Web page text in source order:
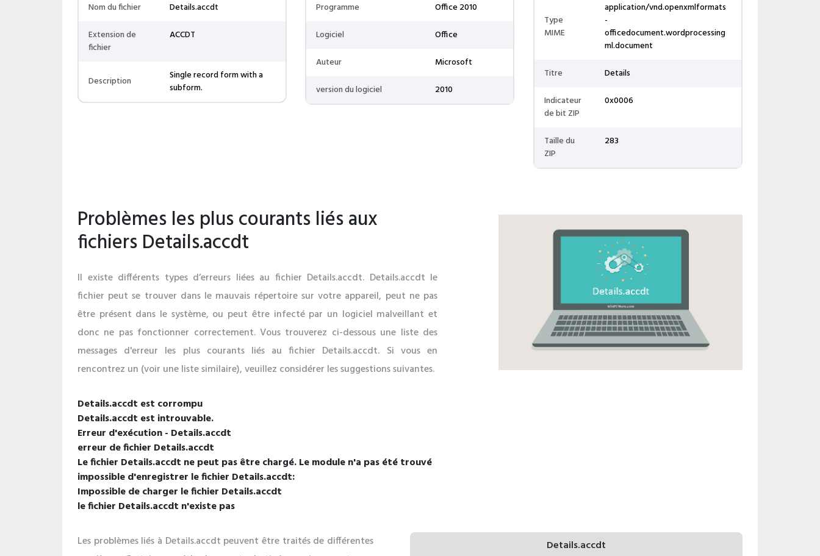
Nom du fichier
Details.accdt
Extension de
fichier
ACCDT
Description
Single record form with a
subform.
Programme
Office 2010
Logiciel
Office
Auteur
Microsoft
version du logiciel
2010
Type
MIME
application/vnd.openxmlformats
-
officedocument.wordprocessing
ml.document
Titre
Details
Indicateur
de bit ZIP
0x0006
Taille du
ZIP
283
Problèmes les plus courants liés aux
fichiers Details.accdt
Il existe différents types d’erreurs liées au fichier Details.accdt. Details.accdt le
fichier peut se trouver dans le mauvais répertoire sur votre appareil, peut ne pas
être présent dans le système, ou peut être infecté par un logiciel malveillant et
donc ne pas fonctionner correctement. Vous trouverez ci-dessous une liste des
messages d'erreur les plus courants liés au fichier Details.accdt. Si vous en
rencontrez un (voir une liste similaire), veuillez considérer les suggestions suivantes.
Details.accdt est corrompu
Details.accdt est introuvable.
Erreur d'exécution - Details.accdt
erreur de fichier Details.accdt
Le fichier Details.accdt ne peut pas être chargé. Le module n'a pas été trouvé
impossible d'enregistrer le fichier Details.accdt:
Impossible de charger le fichier Details.accdt
le fichier Details.accdt n'existe pas
Details.accdt
Les problèmes liés à Details.accdt peuvent être traités de différentes